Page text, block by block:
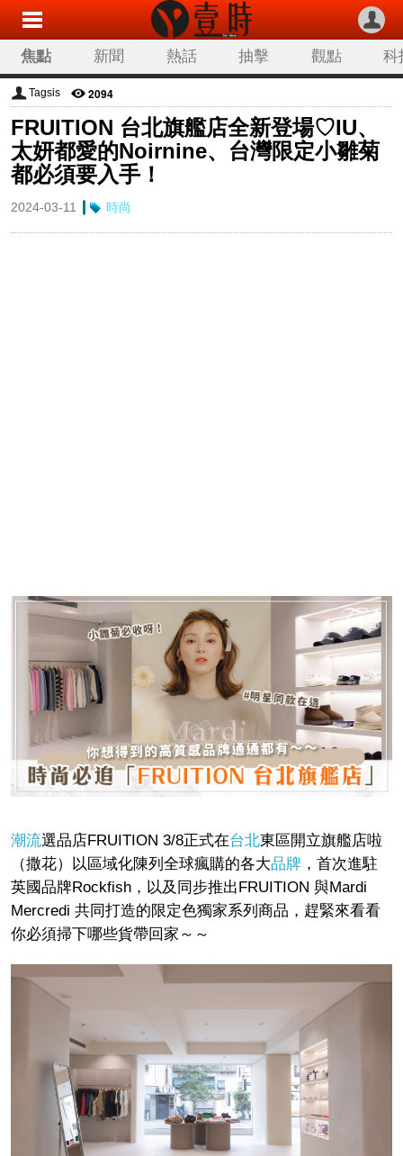
焦點 新聞 熱話 抽擊 觀點 科
Tagsis 2094
FRUITION 台北旗艦店全新登場♡IU、
太妍都愛的Noirnine、台灣限定小雛菊
都必須要入手！
2024-03-11 時尚
潮流選品店FRUITION 3/8正式在台北東區開立旗艦店啦
（撒花）以區域化陳列全球瘋購的各大品牌 ，首次進駐
英國品牌Rockfish，以及同步推出FRUITION 與Mardi
Mercredi 共同打造的限定色獨家系列商品，趕緊來看看
你必須掃下哪些貨帶回家～～